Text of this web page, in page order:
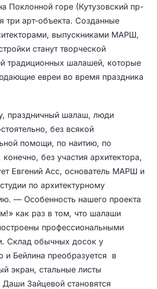
Поклонной горе (Кутузовский пр-
три арт-объекта. Созданные
выпускниками МАРШ,
станут творческой
традиционных шалашей, которые
евреи во время праздника
праздничный шалаш, люди
без всякой
помощи, по наитию, по
без участия архитектора,
Евгений Асс, основатель МАРШ и
по архитектурному
— Особенность нашего проекта
как раз в том, что шалаши
профессиональными
Склад обычных досок у
и Бейлина преобразуется в
экран, стальные листы
Даши Зайцевой становятся